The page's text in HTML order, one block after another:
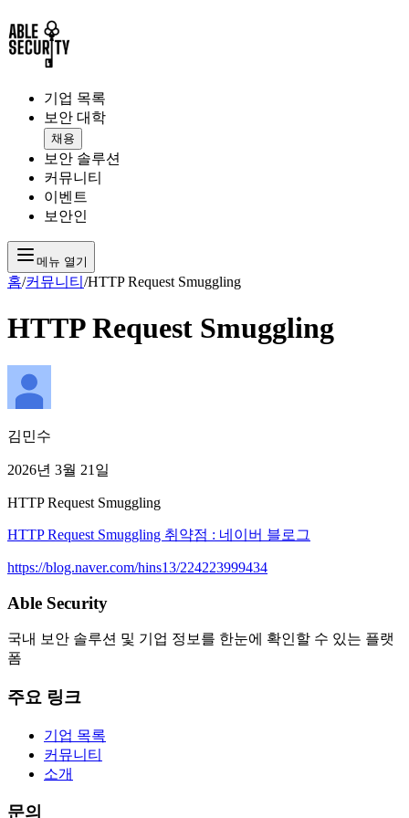
기업 목록
보안 대학
채용
보안 솔루션
커뮤니티
이벤트
보안인
메뉴 열기
홈/커뮤니티 /HTTP Request Smuggling
HTTP Request Smuggling
김민수
2026년 3월 21일
HTTP Request Smuggling
HTTP Request Smuggling 취약점 : 네이버 블로그
https://blog.naver.com/hins13/224223999434
Able Security
국내 보안 솔루션 및 기업 정보를 한눈에 확인할 수 있는 플랫
폼
주요 링크
기업 목록
커뮤니티
소개
문의